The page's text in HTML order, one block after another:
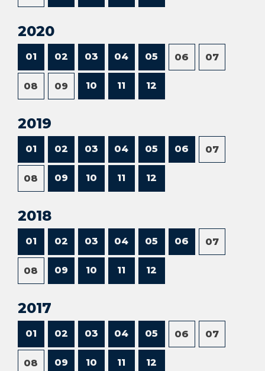
2020
01 02 03 04 05 06 07
08 09 10 11 12
2019
01 02 03 04 05 06 07
08 09 10 11 12
2018
01 02 03 04 05 06 07
08 09 10 11 12
2017
01 02 03 04 05 06 07
08 09 10 11 12